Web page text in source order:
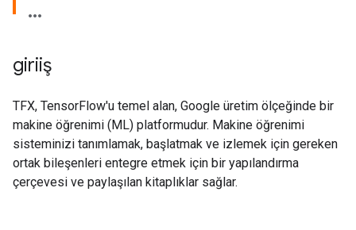
giriiş
TFX, TensorFlow'u temel alan, Google üretim ölçeğinde bir
makine öğrenimi (ML) platformudur. Makine öğrenimi
sisteminizi tanımlamak, başlatmak ve izlemek için gereken
ortak bileşenleri entegre etmek için bir yapılandırma
çerçevesi ve paylaşılan kitaplıklar sağlar.